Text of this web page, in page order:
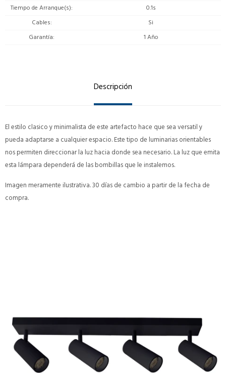
Tiempo de Arranque(s)
0.1s
Cables
Si
Garantía
1 Año
Descripción
El estilo clasico y minimalista de este artefacto hace que sea versatil y
pueda adaptarse a cualquier espacio. Este tipo de luminarias orientables
nos permiten direccionar la luz hacia donde sea necesario. La luz que emita
esta lámpara dependerá de las bombillas que le instalemos.
Imagen meramente ilustrativa. 30 días de cambio a partir de la fecha de
compra.